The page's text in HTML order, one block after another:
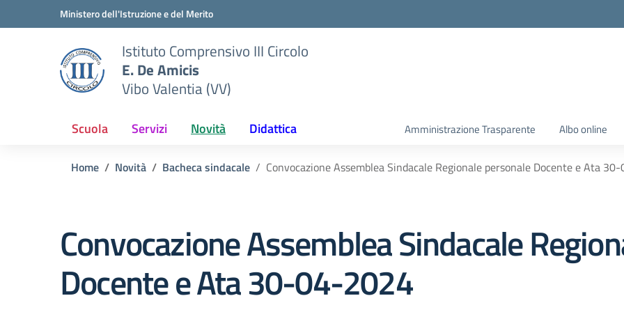
Vai ai contenuti
Vai al menu di navigazioneMinistero dell'Istruzione e del Merito
Istituto Comprensivo III Circolo
E. De Amicis
Vibo Valentia (VV)
Scuola Servizi Novità Didattica Amministrazione Trasparente Albo online
Home Novità Bacheca sindacale Convocazione Assemblea Sindacale Regionale personale Docente e Ata
Convocazione Assemblea Sindacale
Docente e Ata 30-04-2024